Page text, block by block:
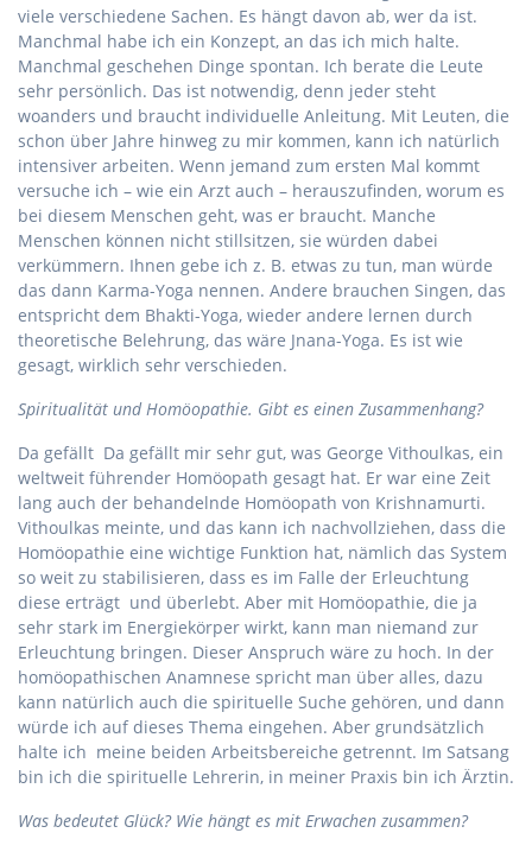
viele verschiedene Sachen. Es hängt davon ab, wer da ist.
Manchmal habe ich ein Konzept, an das ich mich halte.
Manchmal geschehen Dinge spontan. Ich berate die Leute
sehr persönlich. Das ist notwendig, denn jeder steht
woanders und braucht individuelle Anleitung. Mit Leuten, die
schon über Jahre hinweg zu mir kommen, kann ich natürlich
intensiver arbeiten. Wenn jemand zum ersten Mal kommt
versuche ich – wie ein Arzt auch – herauszufinden, worum es
bei diesem Menschen geht, was er braucht. Manche
Menschen können nicht stillsitzen, sie würden dabei
verkümmern. Ihnen gebe ich z. B. etwas zu tun, man würde
das dann Karma-Yoga nennen. Andere brauchen Singen, das
entspricht dem Bhakti-Yoga, wieder andere lernen durch
theoretische Belehrung, das wäre Jnana-Yoga. Es ist wie
gesagt, wirklich sehr verschieden.
Spiritualität und Homöopathie. Gibt es einen Zusammenhang?
Da gefällt Da gefällt mir sehr gut, was George Vithoulkas, ein
weltweit führender Homöopath gesagt hat. Er war eine Zeit
lang auch der behandelnde Homöopath von Krishnamurti.
Vithoulkas meinte, und das kann ich nachvollziehen, dass die
Homöopathie eine wichtige Funktion hat, nämlich das System
so weit zu stabilisieren, dass es im Falle der Erleuchtung
diese erträgt und überlebt. Aber mit Homöopathie, die ja
sehr stark im Energiekörper wirkt, kann man niemand zur
Erleuchtung bringen. Dieser Anspruch wäre zu hoch. In der
homöopathischen Anamnese spricht man über alles, dazu
kann natürlich auch die spirituelle Suche gehören, und dann
würde ich auf dieses Thema eingehen. Aber grundsätzlich
halte ich meine beiden Arbeitsbereiche getrennt. Im Satsang
bin ich die spirituelle Lehrerin, in meiner Praxis bin ich Ärztin.
Was bedeutet Glück? Wie hängt es mit Erwachen zusammen?